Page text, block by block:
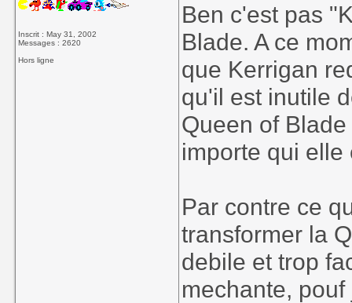
Inscrit : May 31, 2002
Messages : 2620
Hors ligne
Ben c'est pas
Blade. A ce
que Kerrigan
qu'il est inutile
Queen of
importe qui elle
Par contre ce
transformer la
debile et trop
mechante,